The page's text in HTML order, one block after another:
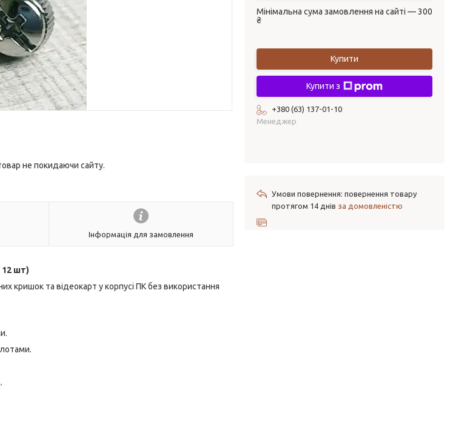
не покидаючи сайту.
Інформація для замовлення
12 шт)
кришок та відеокарт у корпусі ПК без використання
Мінімальна сума замовлення на сайті — 300
₴
Купити
Купити з
+380 (63) 137-01-10
Менеджер
повернення товару
протягом 14 днів за домовленістю